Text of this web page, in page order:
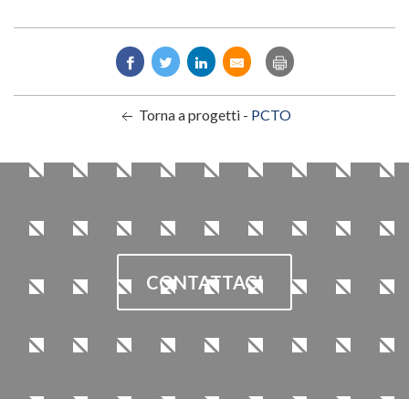
Torna a progetti - PCTO
CONTATTACI